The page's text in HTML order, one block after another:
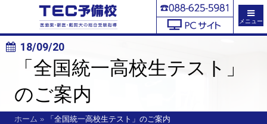
メニュー
18/09/20
「全国統一高校生テスト」
のご案内
ホーム » 「全国統一高校生テスト」のご案内